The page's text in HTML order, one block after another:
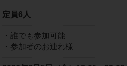
定員6人
・誰でも参加可能
・参加者のお連れ様